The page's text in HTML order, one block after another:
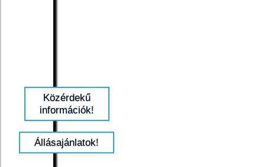
Közérdekű
információk!
Állásajánlatok!